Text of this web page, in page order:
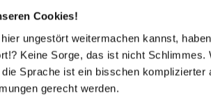
Cookies!
ungestört weitermachen kannst,
Keine Sorge, das ist nicht
Sprache ist ein bisschen
gerecht werden.
erzeugen. Setze lieber auf
der den Hintergrund leicht